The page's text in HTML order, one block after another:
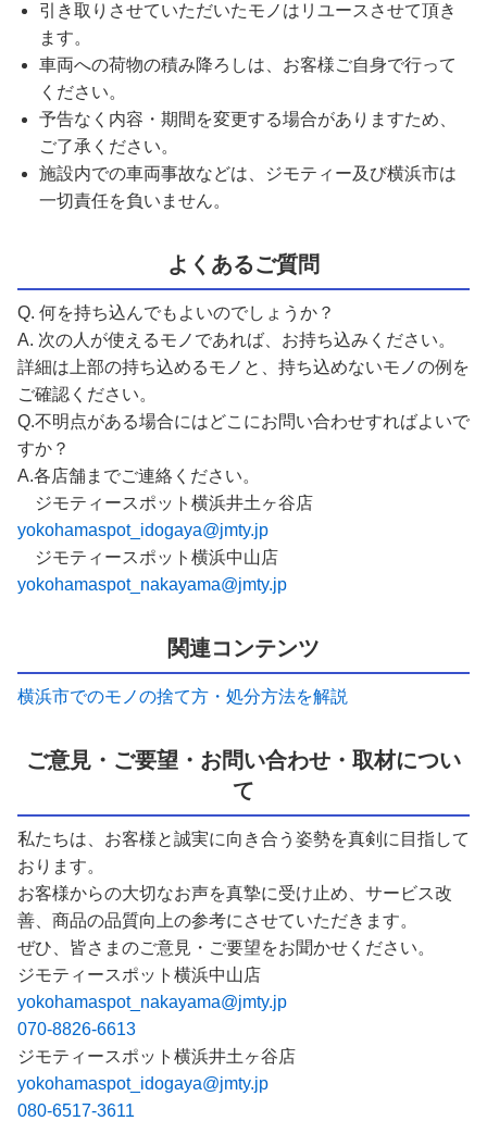
引き取りさせていただいたモノはリユースさせて頂き
ます。
車両への荷物の積み降ろしは、お客様ご自身で行って
ください。
予告なく内容・期間を変更する場合がありますため、
ご了承ください。
施設内での車両事故などは、ジモティー及び横浜市は
一切責任を負いません。
よくあるご質問
Q. 何を持ち込んでもよいのでしょうか？
A. 次の人が使えるモノであれば、お持ち込みください。
詳細は上部の持ち込めるモノと、持ち込めないモノの例を
ご確認ください。
Q.不明点がある場合にはどこにお問い合わせすればよいで
すか？
A.各店舗までご連絡ください。
ジモティースポット横浜井土ヶ谷店
yokohamaspot_idogaya@jmty.jp
ジモティースポット横浜中山店
yokohamaspot_nakayama@jmty.jp
関連コンテンツ
横浜市でのモノの捨て方・処分方法を解説
ご意見・ご要望・お問い合わせ・取材につい
て
私たちは、お客様と誠実に向き合う姿勢を真剣に目指して
おります。
お客様からの大切なお声を真摯に受け止め、サービス改
善、商品の品質向上の参考にさせていただきます。
ぜひ、皆さまのご意見・ご要望をお聞かせください。
ジモティースポット横浜中山店
yokohamaspot_nakayama@jmty.jp
070-8826-6613
ジモティースポット横浜井土ヶ谷店
yokohamaspot_idogaya@jmty.jp
080-6517-3611